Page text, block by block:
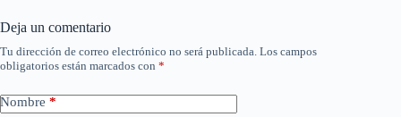
Deja un comentario
Tu dirección de correo electrónico no será publicada. Los campos
obligatorios están marcados con *
Nombre *